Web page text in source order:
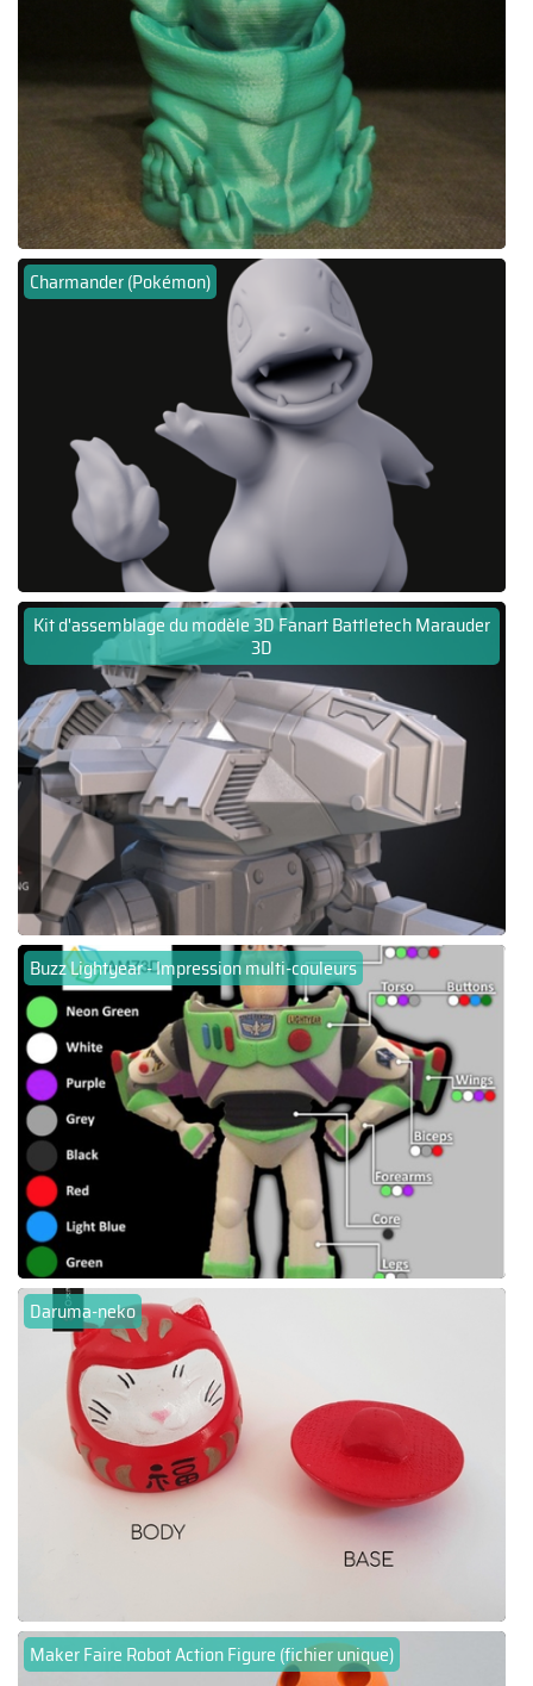
Charmander (Pokémon)
Kit d'assemblage du modèle 3D Fanart Battletech Marauder
3D
Buzz Lightyear - Impression multi-couleurs
Daruma-neko
Maker Faire Robot Action Figure (fichier unique)